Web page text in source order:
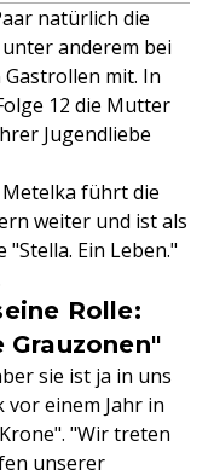
natürlich die
anderem bei
Gastrollen mit. In
12 die Mutter
Jugendliebe
führt die
weiter und ist als
Ein Leben."
Rolle:
sie ist ja in uns
einem Jahr in
"Wir treten
unserer